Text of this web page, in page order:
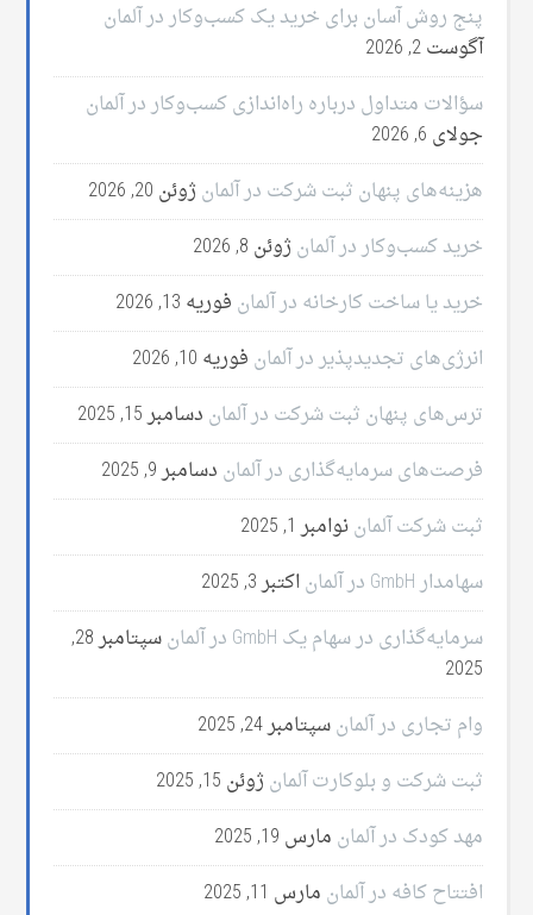
پنج روش آسان برای خرید یک کسب‌وکار در آلمان
آگوست 2, 2026
سؤالات متداول درباره راه‌اندازی کسب‌وکار در آلمان
جولای 6, 2026
هزینه‌های پنهان ثبت شرکت در آلمان ژوئن 20, 2026
خرید کسب‌وکار در آلمان ژوئن 8, 2026
خرید یا ساخت کارخانه در آلمان فوریه 13, 2026
انرژی‌های تجدیدپذیر در آلمان فوریه 10, 2026
ترس‌های پنهان ثبت شرکت در آلمان دسامبر 15, 2025
فرصت‌های سرمایه‌گذاری در آلمان دسامبر 9, 2025
ثبت شرکت آلماننوامبر 1, 2025
سهامدار GmbH در آلمان
اکتبر 3, 2025
سرمایه‌گذاری در سهام یک GmbH در آلمان
سپتامبر 28,
2025
وام تجاری در آلمانسپتامبر 24, 2025
ثبت شرکت و بلوکارت آلمان ژوئن 15, 2025
مهد کودک در آلمان مارس 19, 2025
افتتاح کافه در آلمان مارس 11, 2025